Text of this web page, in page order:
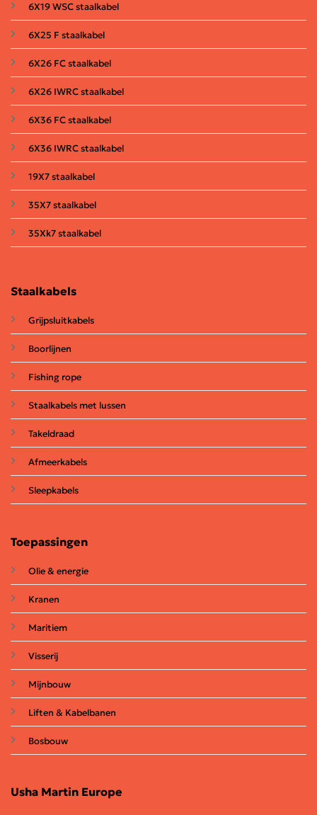
Staalkabels
Grijpsluitkabels
Boorlijnen
Fishing rope
Staalkabels met lussen
Takeldraad
Afmeerkabels
Sleepkabels
Toepassingen
Olie & energie
Kranen
Maritiem
Visserij
Mijnbouw
Liften & Kabelbanen
Bosbouw
Usha Martin Europe
6X19 WSC staalkabel
6X25 F staalkabel
6X26 FC staalkabel
6X26 IWRC staalkabel
6X36 FC staalkabel
6X36 IWRC staalkabel
19X7 staalkabel
35X7 staalkabel
35Xk7 staalkabel